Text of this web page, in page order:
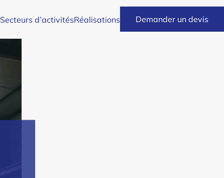
Secteurs d’activitésRéalisations Demander un devis